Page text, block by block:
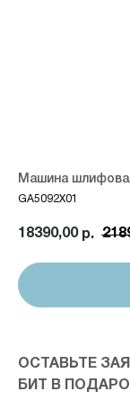
Машина
GA5092X01
18390,00 р.
ОСТАВЬТЕ
БИТ В